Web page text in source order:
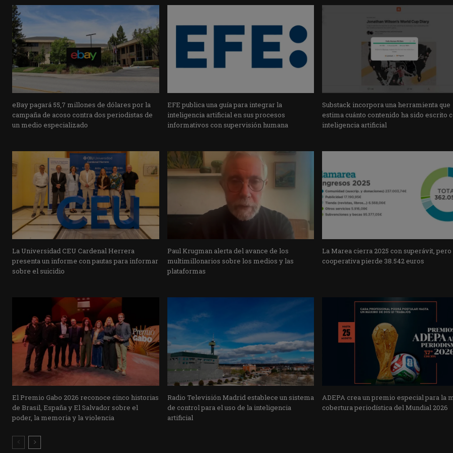
eBay pagará 55,7 millones de dólares por la
campaña de acoso contra dos periodistas de
un medio especializado
EFE publica una guía para integrar la
inteligencia artificial en sus procesos
informativos con supervisión humana
Substack incorpora una herramienta que
estima cuánto contenido ha sido escrito
inteligencia artificial
La Universidad CEU Cardenal Herrera
presenta un informe con pautas para informar
sobre el suicidio
Paul Krugman alerta del avance de los
multimillonarios sobre los medios y las
plataformas
La Marea cierra 2025 con superávit, pero
cooperativa pierde 38.542 euros
El Premio Gabo 2026 reconoce cinco historias
de Brasil, España y El Salvador sobre el
poder, la memoria y la violencia
Radio Televisión Madrid establece un sistema
de control para el uso de la inteligencia
artificial
ADEPA crea un premio especial para la
cobertura periodística del Mundial 2026